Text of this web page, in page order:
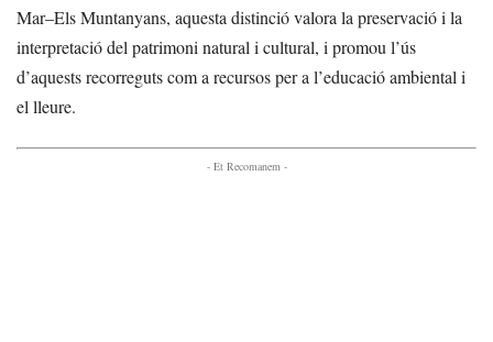
Mar–Els Muntanyans, aquesta distinció valora la preservació i la
interpretació del patrimoni natural i cultural, i promou l’ús
d’aquests recorreguts com a recursos per a l’educació ambiental i
el lleure.
- Et Recomanem -